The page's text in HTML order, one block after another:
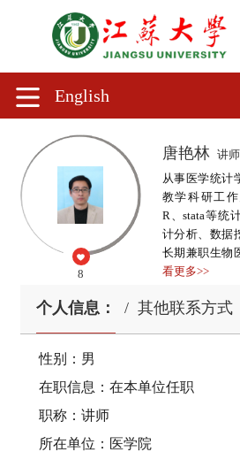
English
8
唐艳林
讲师
从事医学统计
教学科研工作
R、stata等统
计分析、数据
长期兼职生物
看更多>>
个人信息： / 其他联系方式
性别：男
在职信息：在本单位任职
职称：讲师
所在单位：医学院